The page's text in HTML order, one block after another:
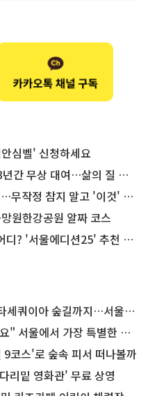
심벨' 신청하세요
무상 대여…삶의 질 높인다
참지 말고 '이것' 해보세요!
원한강공원 알짜 코스
'서울에디션25' 추천 코스
숲길까지…서울둘레길 15코스
서 가장 특별한 편의점의 정체
코스'로 숲속 피서 떠나볼까
리밑 영화관' 무료 상영